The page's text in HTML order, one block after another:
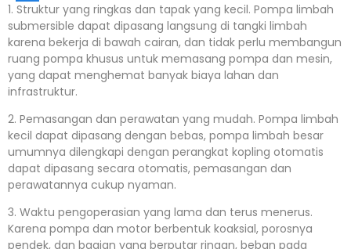
1. Struktur yang ringkas dan tapak yang kecil. Pompa limbah
submersible dapat dipasang langsung di tangki limbah
karena bekerja di bawah cairan, dan tidak perlu membangun
ruang pompa khusus untuk memasang pompa dan mesin,
yang dapat menghemat banyak biaya lahan dan
infrastruktur.
2. Pemasangan dan perawatan yang mudah. Pompa limbah
kecil dapat dipasang dengan bebas, pompa limbah besar
umumnya dilengkapi dengan perangkat kopling otomatis
dapat dipasang secara otomatis, pemasangan dan
perawatannya cukup nyaman.
3. Waktu pengoperasian yang lama dan terus menerus.
Karena pompa dan motor berbentuk koaksial, porosnya
pendek, dan bagian yang berputar ringan, beban pada